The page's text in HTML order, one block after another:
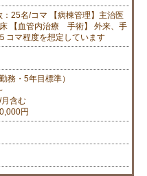
：25名/コマ 【病棟管理】主治医
【血管内治療 手術】 外来、手
コマ程度を想定しています
務・5年目標準）
含む
円